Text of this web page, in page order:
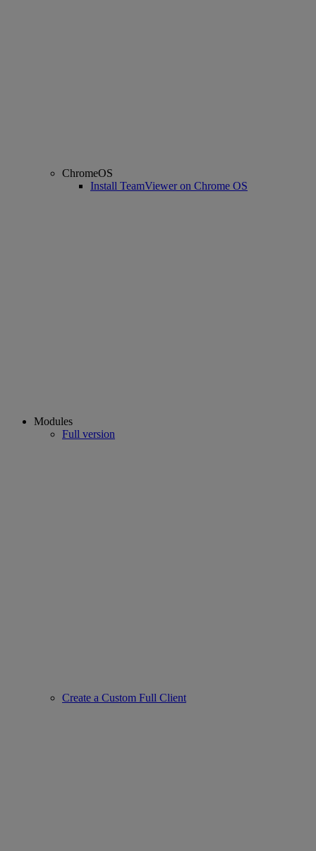
ChromeOS
Install TeamViewer on Chrome OS
Modules
Full version
Create a Custom Full Client